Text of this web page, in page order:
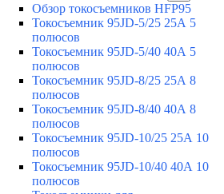
Обзор токосъемников HFP95
Токосъемник 95JD-5/25 25А 5
полюсов
Токосъемник 95JD-5/40 40А 5
полюсов
Токосъемник 95JD-8/25 25А 8
полюсов
Токосъемник 95JD-8/40 40А 8
полюсов
Токосъемник 95JD-10/25 25А 10
полюсов
Токосъемник 95JD-10/40 40А 10
полюсов